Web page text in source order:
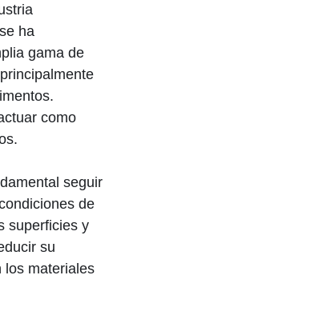
ha
gama de
como
seguir
de
superficies y
su
los materiales